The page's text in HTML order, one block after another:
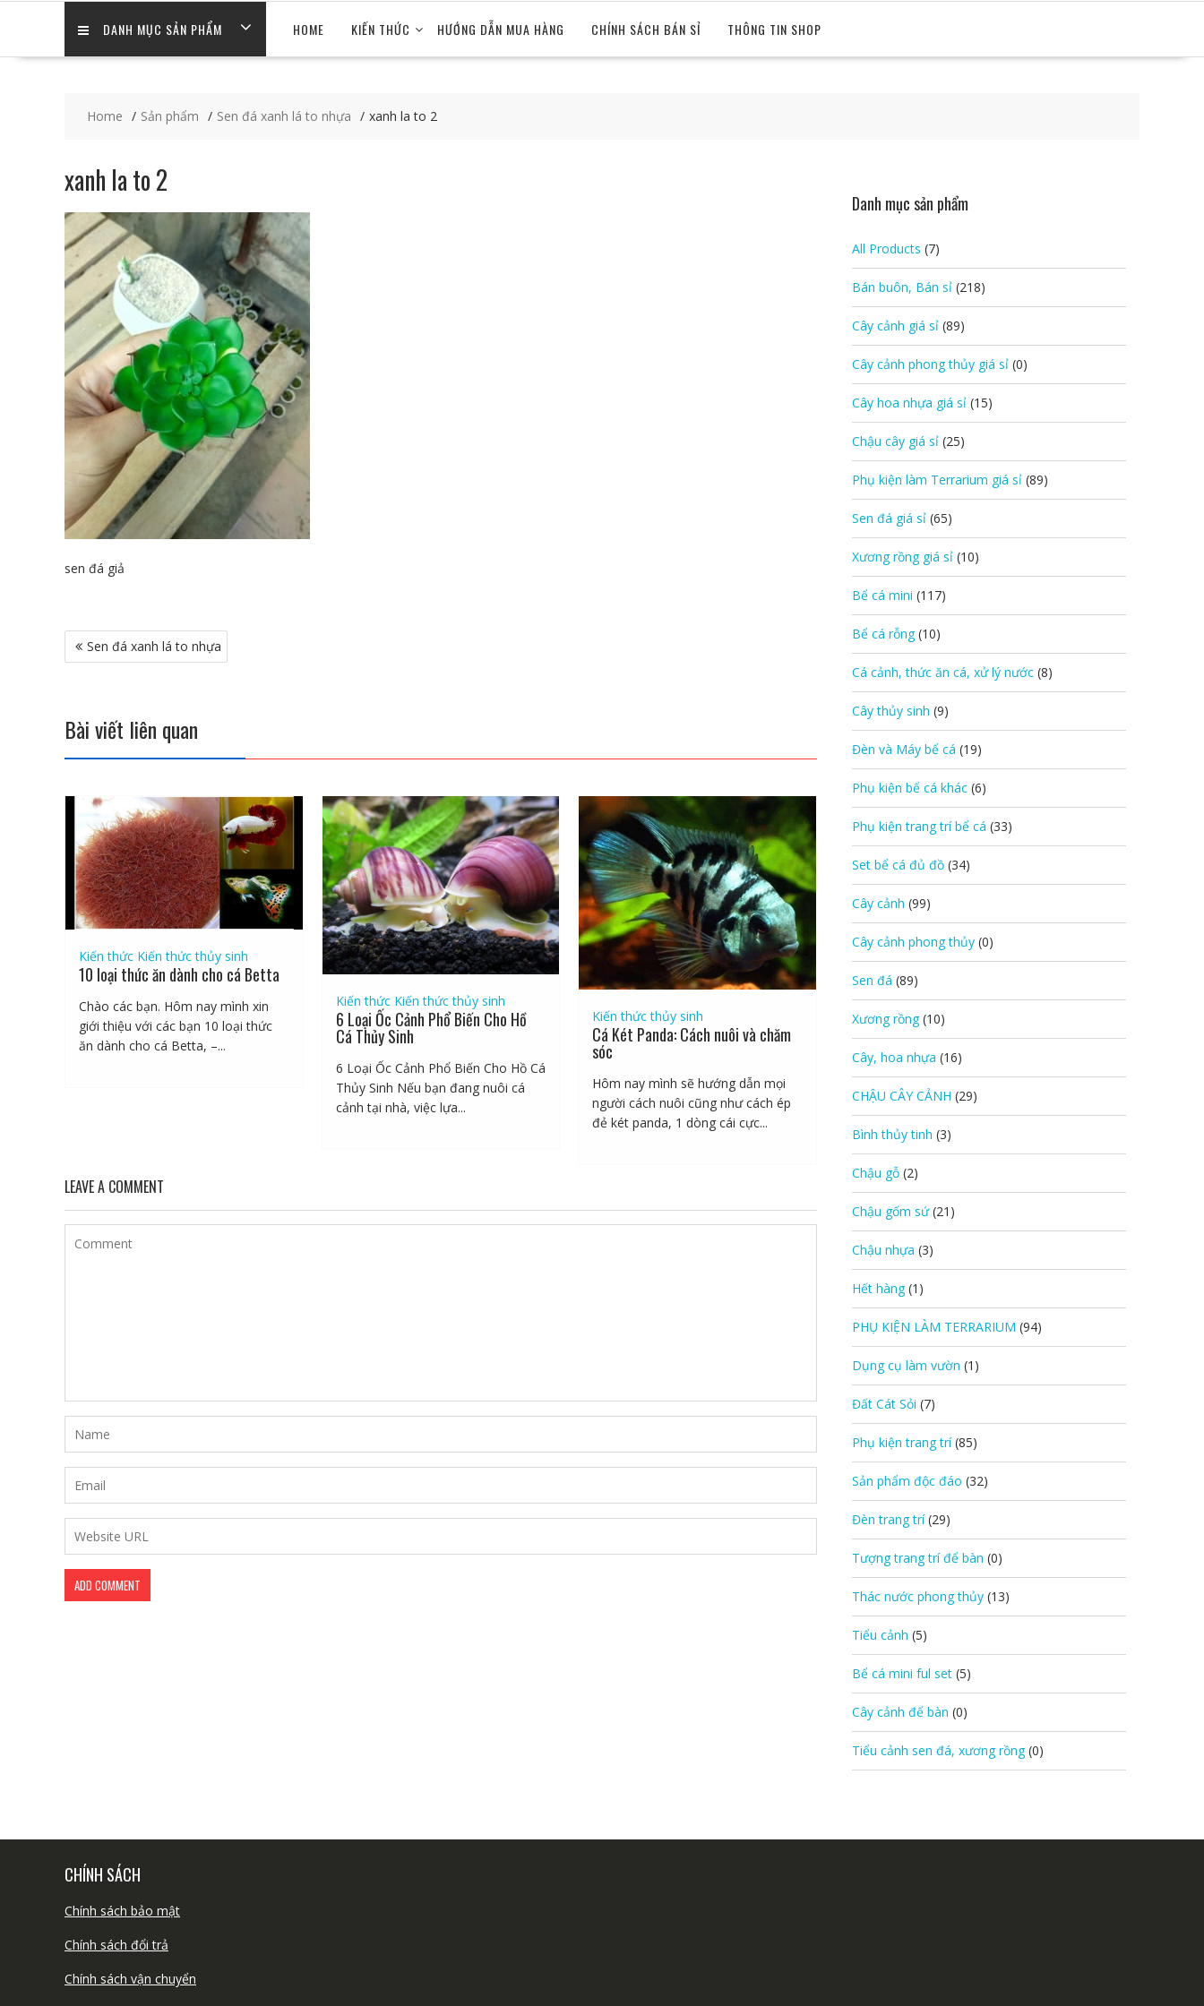
DANH MỤC SẢN PHẨM HOME KIẾN THỨC HƯỚNG DẪN MUA HÀNG CHÍNH SÁCH BÁN SỈ THÔNG TIN SHOP
Home Sản phẩm Sen đá xanh lá to nhựa xanh la to 2
xanh la to 2
sen đá giả
Điều
hướng
Sen đá xanh lá to nhựa
Bài viết liên quan
Kiến thức Kiến thức thủy sinh
10 loại thức ăn dành cho cá Betta
Chào các bạn. Hôm nay mình xin
giới thiệu với các bạn 10 loại thức
ăn dành cho cá Betta, –...
Kiến thức Kiến thức thủy sinh
6 Loại Ốc Cảnh Phổ Biến Cho Hồ
Cá Thủy Sinh
6 Loại Ốc Cảnh Phổ Biến Cho Hồ Cá
Thủy Sinh Nếu bạn đang nuôi cá
cảnh tại nhà, việc lựa...
Kiến thức thủy sinh
Cá Két Panda: Cách nuôi và chăm
sóc
Hôm nay mình sẽ hướng dẫn mọi
người cách nuôi cũng như cách ép
đẻ két panda, 1 dòng cái cực...
LEAVE A COMMENT
Danh mục sản phẩm
All Products (7)
Bán buôn, Bán sỉ (218)
Cây cảnh giá sỉ (89)
Cây cảnh phong thủy giá sỉ (0)
Cây hoa nhựa giá sỉ (15)
Chậu cây giá sỉ (25)
Phụ kiện làm Terrarium giá sỉ (89)
Sen đá giá sỉ (65)
Xương rồng giá sỉ (10)
Bể cá mini (117)
Bể cá rỗng (10)
Cá cảnh, thức ăn cá, xử lý nước (8)
Cây thủy sinh (9)
Đèn và Máy bể cá (19)
Phụ kiện bể cá khác (6)
Phụ kiện trang trí bể cá (33)
Set bể cá đủ đồ (34)
Cây cảnh (99)
Cây cảnh phong thủy (0)
Sen đá (89)
Xương rồng (10)
Cây, hoa nhựa (16)
CHẬU CÂY CẢNH (29)
Bình thủy tinh (3)
Chậu gỗ (2)
Chậu gốm sứ (21)
Chậu nhựa (3)
Hết hàng (1)
PHỤ KIỆN LÀM TERRARIUM (94)
Dụng cụ làm vườn (1)
Đất Cát Sỏi (7)
Phụ kiện trang trí (85)
Sản phẩm độc đáo (32)
Đèn trang trí (29)
Tượng trang trí để bàn (0)
Thác nước phong thủy (13)
Tiểu cảnh (5)
Bể cá mini ful set (5)
Cây cảnh để bàn (0)
Tiểu cảnh sen đá, xương rồng (0)
CHÍNH SÁCH
Chính sách bảo mật
Chính sách đổi trả
Chính sách vận chuyển